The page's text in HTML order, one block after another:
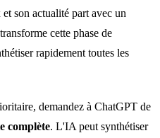
son actualité part avec un
cette phase de
rapidement toutes les
demandez à ChatGPT de
complète. L'IA peut synthétiser